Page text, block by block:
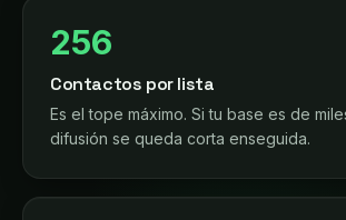
256
Contactos por lista
Es el tope máximo. Si tu base es de
difusión se queda corta enseguida.